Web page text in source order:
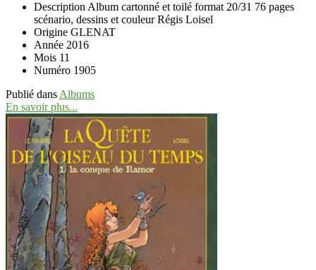
Description Album cartonné et toilé format 20/31 76 pages
scénario, dessins et couleur Régis Loisel
Origine GLENAT
Année 2016
Mois 11
Numéro 1905
Publié dans Albums
En savoir plus...